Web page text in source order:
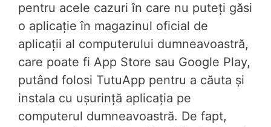
pentru acele cazuri în care nu puteți găsi
o aplicație în magazinul oficial de
aplicații al computerului dumneavoastră,
care poate fi App Store sau Google Play,
putând folosi TutuApp pentru a căuta și
instala cu ușurință aplicația pe
computerul dumneavoastră. De fapt,